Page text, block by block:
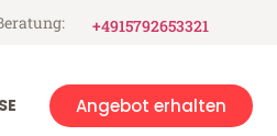
+4915792653321
Angebot erhalten